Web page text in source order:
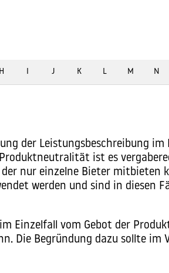
H I J K L M N
der Leistungsbeschreibung im
ist es
nur einzelne Bieter mitbieten
werden und sind in diesen
Einzelfall vom Gebot der
Die Begründung dazu sollte im